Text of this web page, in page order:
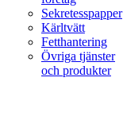
Sekretesspapper
Kärltvätt
Fetthantering
Övriga tjänster
och produkter